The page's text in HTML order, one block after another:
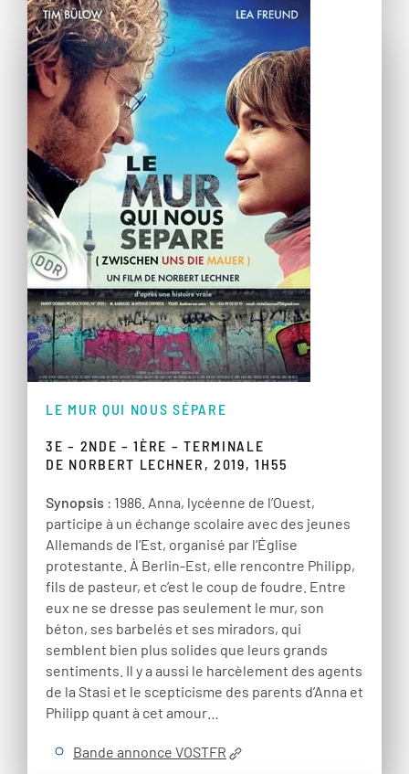
LE MUR QUI NOUS SÉPARE
3E – 2NDE – 1ÈRE – TERMINALE
DE NORBERT LECHNER, 2019, 1H55
Synopsis : 1986. Anna, lycéenne de l’Ouest,
participe à un échange scolaire avec des jeunes
Allemands de l’Est, organisé par l’Église
protestante. À Berlin-Est, elle rencontre Philipp,
fils de pasteur, et c’est le coup de foudre. Entre
eux ne se dresse pas seulement le mur, son
béton, ses barbelés et ses miradors, qui
semblent bien plus solides que leurs grands
sentiments. Il y a aussi le harcèlement des agents
de la Stasi et le scepticisme des parents d’Anna et
Philipp quant à cet amour…
Bande annonce VOSTFR